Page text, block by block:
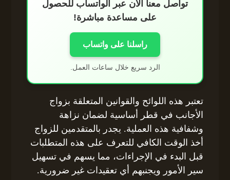
تواصل معنا الآن عبر الواتساب للحصول
على مساعدة مباشرة!
راسلنا على واتساب
الرد سريع خلال ساعات العمل.
تعتبر هذه اللوائح والقوانين المتعلقة بزواج
الأجانب في قطر أساسية لضمان نزاهة
وشفافية هذه العملية. يجدر بالمتقدمين للزواج
أخذ الوقت الكافي للتعرف على هذه المتطلبات
قبل البدء في الإجراءات، مما يسهم في تسهيل
سير الأمور ويجنبهم أي تعقيدات غير ضرورية.